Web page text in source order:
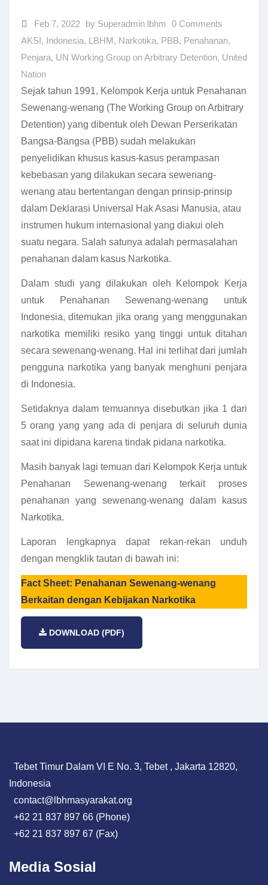
Feb 7, 2022 by Superadmin lbhm 0 Comments
AKSI, Indonesia, LBHM, Narkotika, PBB, Penahanan,
Penjara, UN Working Group on Arbitrary Detention, United
Nation
Sejak tahun 1991, Kelompok Kerja untuk Penahanan
Sewenang-wenang (The Working Group on Arbitrary
Detention) yang dibentuk oleh Dewan Perserikatan
Bangsa-Bangsa (PBB) sudah melakukan
penyelidikan khusus kasus-kasus perampasan
kebebasan yang dilakukan secara sewenang-
wenang atau bertentangan dengan prinsip-prinsip
dalam Deklarasi Universal Hak Asasi Manusia, atau
instrumen hukum internasional yang diakui oleh
suatu negara. Salah satunya adalah permasalahan
penahanan dalam kasus Narkotika.
Dalam studi yang dilakukan oleh Kelompok Kerja
untuk Penahanan Sewenang-wenang untuk
Indonesia, ditemukan jika orang yang menggunakan
narkotika memiliki resiko yang tinggi untuk ditahan
secara sewenang-wenang. Hal ini terlihat dari jumlah
pengguna narkotika yang banyak menghuni penjara
di Indonesia.
Setidaknya dalam temuannya disebutkan jika 1 dari
5 orang yang yang ada di penjara di seluruh dunia
saat ini dipidana karena tindak pidana narkotika.
Masih banyak lagi temuan dari Kelompok Kerja untuk
Penahanan Sewenang-wenang terkait proses
penahanan yang sewenang-wenang dalam kasus
Narkotika.
Laporan lengkapnya dapat rekan-rekan unduh
dengan mengklik tautan di bawah ini:
Fact Sheet: Penahanan Sewenang-wenang
Berkaitan dengan Kebijakan Narkotika
DOWNLOAD (PDF)
Tebet Timur Dalam VI E No. 3, Tebet , Jakarta 12820,
Indonesia
contact@lbhmasyarakat.org
+62 21 837 897 66 (Phone)
+62 21 837 897 67 (Fax)
Media Sosial